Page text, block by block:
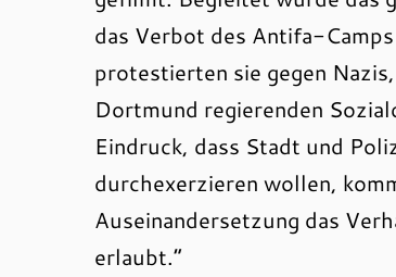
das Verbot des Antifa-
protestierten sie gegen
Dortmund regierenden
Eindruck, dass Stadt und
durchexerzieren wollen,
Auseinandersetzung das
erlaubt.“